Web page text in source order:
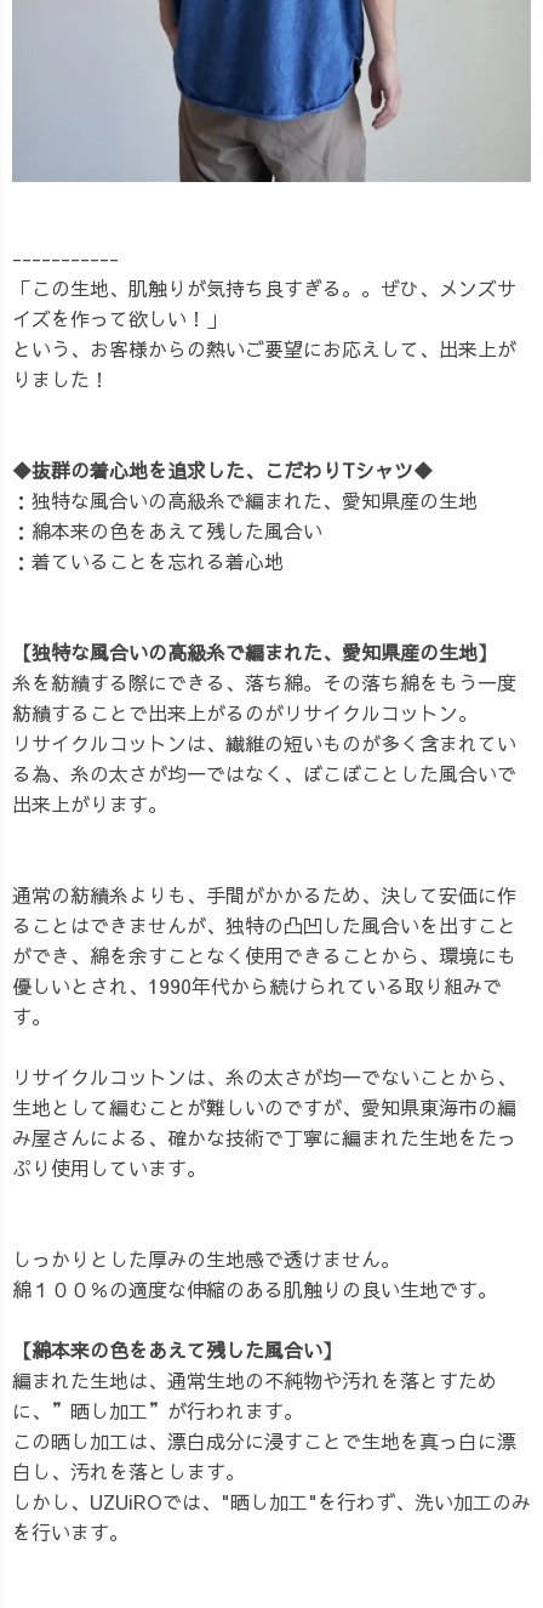
-----------
「この生地、肌触りが気持ち良すぎる。。ぜひ、メンズサ
イズを作って欲しい！」
という、お客様からの熱いご要望にお応えして、出来上が
りました！
◆抜群の着心地を追求した、こだわりTシャツ◆
：独特な風合いの高級糸で編まれた、愛知県産の生地
：綿本来の色をあえて残した風合い
：着ていることを忘れる着心地
【独特な風合いの高級糸で編まれた、愛知県産の生地】
糸を紡績する際にできる、落ち綿。その落ち綿をもう一度
紡績することで出来上がるのがリサイクルコットン。
リサイクルコットンは、繊維の短いものが多く含まれてい
る為、糸の太さが均一ではなく、ぼこぼことした風合いで
出来上がります。
通常の紡績糸よりも、手間がかかるため、決して安価に作
ることはできませんが、独特の凸凹した風合いを出すこと
ができ、綿を余すことなく使用できることから、環境にも
優しいとされ、1990年代から続けられている取り組みで
す。
リサイクルコットンは、糸の太さが均一でないことから、
生地として編むことが難しいのですが、愛知県東海市の編
み屋さんによる、確かな技術で丁寧に編まれた生地をたっ
ぷり使用しています。
しっかりとした厚みの生地感で透けません。
綿１００％の適度な伸縮のある肌触りの良い生地です。
【綿本来の色をあえて残した風合い】
編まれた生地は、通常生地の不純物や汚れを落とすため
に、”晒し加工”が行われます。
この晒し加工は、漂白成分に浸すことで生地を真っ白に漂
白し、汚れを落とします。
しかし、UZUiROでは、"晒し加工"を行わず、洗い加工のみ
を行います。